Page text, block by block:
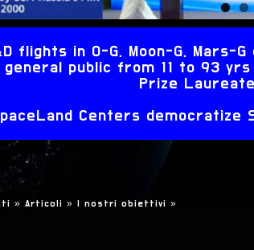
flights in 0-G, Moon-G,
general public from 11 to 93
Prize
Centers democratize
» Articoli » I nostri obiettivi »